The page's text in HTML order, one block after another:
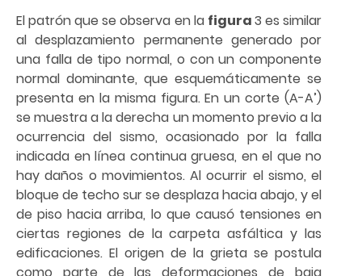
El patrón que se observa en la figura3 es similar
al desplazamiento permanente generado por
una falla de tipo normal, o con un componente
normal dominante, que esquemáticamente se
presenta en la misma figura. En un corte (A-A’)
se muestra a la derecha un momento previo a la
ocurrencia del sismo, ocasionado por la falla
indicada en línea continua gruesa, en el que no
hay daños o movimientos. Al ocurrir el sismo, el
bloque de techo sur se desplaza hacia abajo, y el
de piso hacia arriba, lo que causó tensiones en
ciertas regiones de la carpeta asfáltica y las
edificaciones. El origen de la grieta se postula